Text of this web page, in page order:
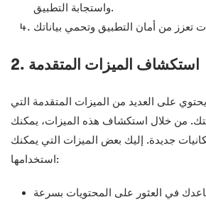
واستجابة التطبيق.
2. استكشاف الميزات المتقدمة
على العديد من الميزات المتقدمة التي
من خلال استكشاف هذه الميزات، يمكنك
جديدة. إليك بعض الميزات التي يمكنك
استخدامها: